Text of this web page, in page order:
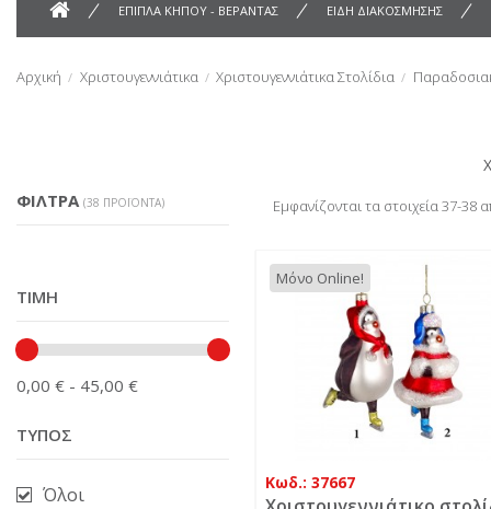
ΕΠΙΠΛΑ ΚΗΠΟΥ - ΒΕΡΑΝΤΑΣ ΕΙΔΗ ΔΙΑΚΟΣΜΗΣΗΣ
Αρχική Χριστουγεννιάτικα Χριστουγεννιάτικα Στολίδια
Εμφανίζονται τα στοιχεία 37-38
Μόνο Online!
Κωδ.: 37667
ΦΊΛΤΡΑ (38 ΠΡΟΪΌΝΤΑ)
ΤΙΜΉ
0,00 € - 45,00 €
ΤΎΠΟΣ
Όλοι